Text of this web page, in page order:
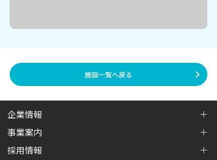
施設一覧へ戻る
企業情報
ご挨拶
経営理念
事業案内
介護事業
採用情報